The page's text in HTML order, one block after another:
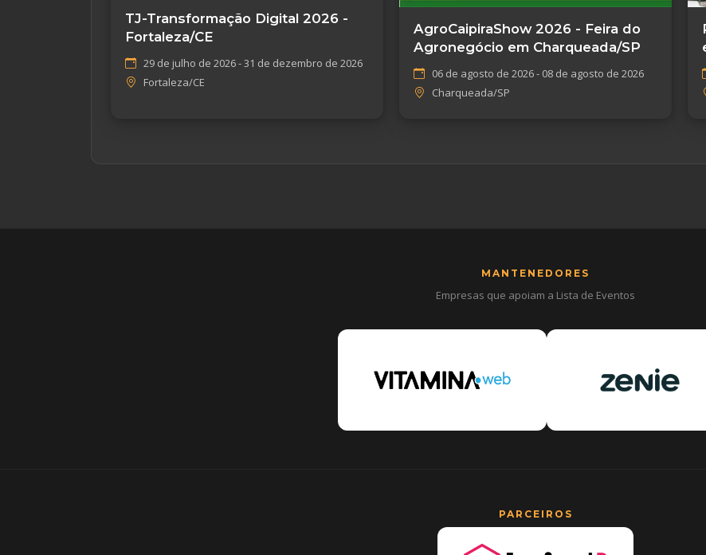
TJ-Transformação Digital 2026 -
Fortaleza/CE
29 de julho de 2026 - 31 de dezembro de 2026
Fortaleza/CE
AgroCaipiraShow 2026 - Feira do
Agronegócio em Charqueada/SP
06 de agosto de 2026 - 08 de agosto de 2026
Charqueada/SP
MANTENEDORES
Empresas que apoiam a Lista de Eventos
PARCEIROS